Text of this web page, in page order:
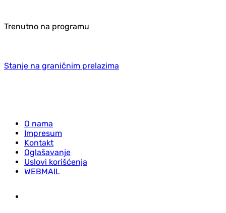
Trenutno na programu
Stanje na graničnim prelazima
O nama
Impresum
Kontakt
Oglašavanje
Uslovi korišćenja
WEBMAIL